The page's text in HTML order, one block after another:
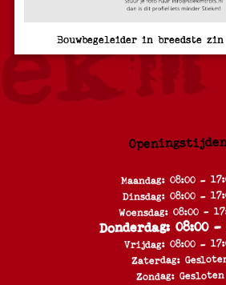
Bouwbegeleider in breedste
Maandag: 08:00 -
Dinsdag: 08:00 -
Woensdag: 08:00 -
Donderdag: 08:00 -
Vrijdag: 08:00 -
Zaterdag:
Zondag: Gesloten